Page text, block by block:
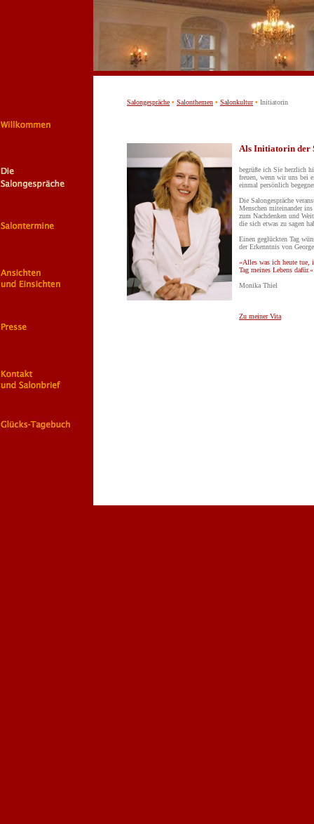
Salongespräche • Salonthemen • Salonkultur • Initiatorin
Als Initiatorin der
begrüße ich Sie herzlich
freuen, wenn wir uns bei
einmal persönlich
Die Salongespräche
Menschen miteinander
zum Nachdenken und
die sich etwas zu sagen
Einen geglückten Tag
der Erkenntnis von
»Alles was ich heute tue,
Tag meines Lebens dafür.«
Monika Thiel
Zu meiner Vita